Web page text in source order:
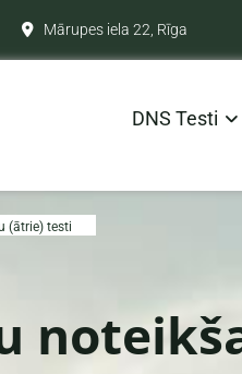
 Mārupes iela 22, Rīga
DNS Testi
(ātrie) testi